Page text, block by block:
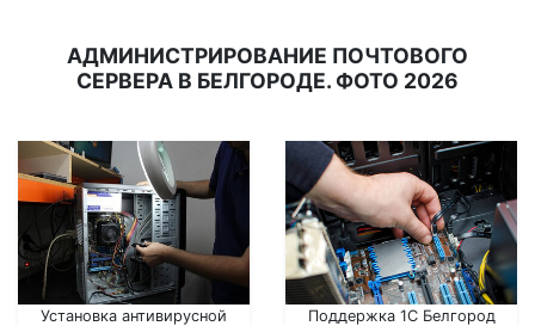
АДМИНИСТРИРОВАНИЕ ПОЧТОВОГО
СЕРВЕРА В БЕЛГОРОДЕ. ФОТО 2026
Установка антивирусной
Поддержка 1С Белгород